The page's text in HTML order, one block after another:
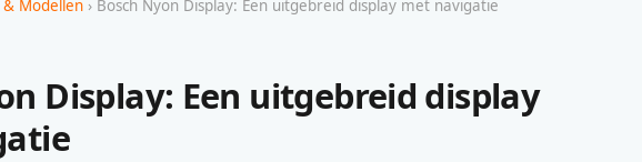
& Modellen › Bosch Nyon Display: Een uitgebreid display met navigatie
Display: Een uitgebreid display